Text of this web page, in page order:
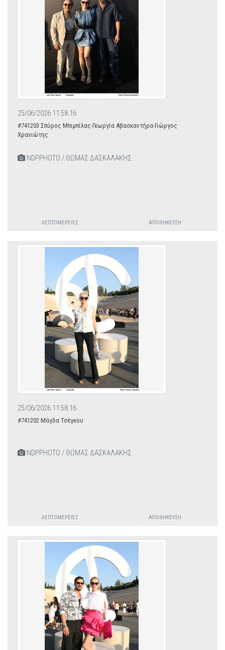
25/06/2026 11:58:16
#741203 Σπύρος Μπιμπίλας-Γεωργία Αβασκαντήρα-Γιώργος
Χρανιώτης
NDPPHOTO / ΘΩΜΑΣ ΔΑΣΚΑΛΑΚΗΣ
ΛΕΠΤΟΜΈΡΕΙΕΣ ΑΠΟΘΉΚΕΥΣΗ
25/06/2026 11:58:16
#741202 Μάγδα Τσέγκου
NDPPHOTO / ΘΩΜΑΣ ΔΑΣΚΑΛΑΚΗΣ
ΛΕΠΤΟΜΈΡΕΙΕΣ ΑΠΟΘΉΚΕΥΣΗ